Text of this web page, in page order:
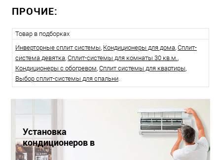
ПРОЧИЕ:
Товар в подборках
Инверторные сплит системы, Кондиционеры для дома, Сплит-
система девятка, Сплит-системы для комнаты 30 кв.м.,
Кондиционеры с обогревом, Сплит системы для квартиры,
Выбор сплит-системы для спальни.
Установка
кондиционеров в
Краснодаре